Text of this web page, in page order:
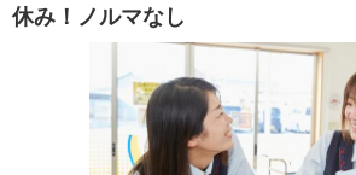
休み！ノルマなし